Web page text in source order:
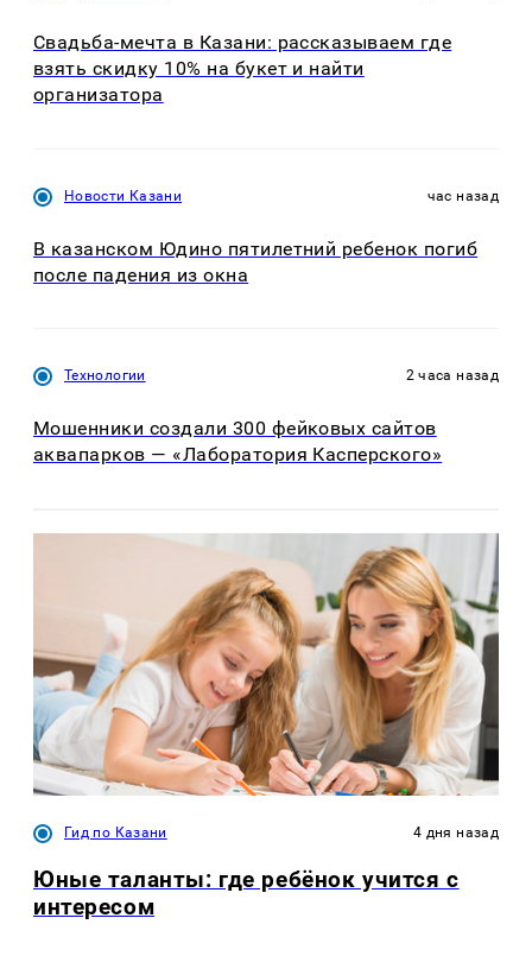
Свадьба-мечта в Казани: рассказываем где
взять скидку 10% на букет и найти
организатора
Новости Казани час назад
В казанском Юдино пятилетний ребенок погиб
после падения из окна
Технологии 2 часа назад
Мошенники создали 300 фейковых сайтов
аквапарков — «Лаборатория Касперского»
Гид по Казани 4 дня назад
Юные таланты: где ребёнок учится с
интересом